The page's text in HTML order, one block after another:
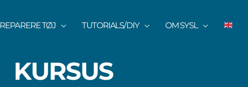
REPARERE TØJ TUTORIALS/DIY OM SYSL
KURSUS